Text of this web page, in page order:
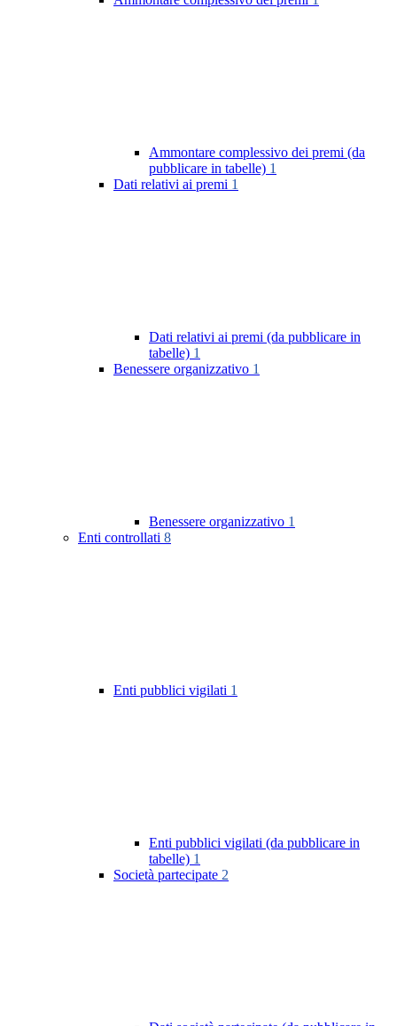
Ammontare complessivo dei premi (da
pubblicare in tabelle) 1
Dati relativi ai premi 1
Dati relativi ai premi (da pubblicare in
tabelle) 1
Benessere organizzativo 1
Benessere organizzativo 1
Enti controllati 8
Enti pubblici vigilati 1
Enti pubblici vigilati (da pubblicare in
tabelle) 1
Società partecipate 2